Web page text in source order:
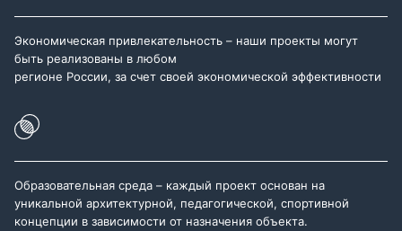
Экономическая привлекательность – наши проекты могут
быть реализованы в любом
регионе России, за счет своей экономической эффективности
Образовательная среда – каждый проект основан на
уникальной архитектурной, педагогической, спортивной
концепции в зависимости от назначения объекта.